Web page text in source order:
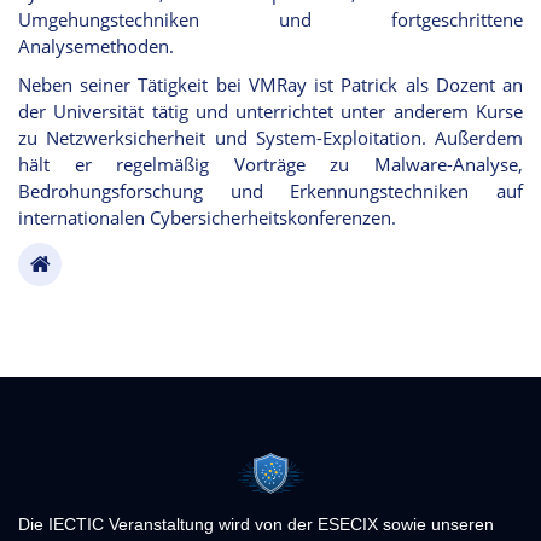
Umgehungstechniken und fortgeschrittene
Analysemethoden.
Neben seiner Tätigkeit bei VMRay ist Patrick als Dozent an
der Universität tätig und unterrichtet unter anderem Kurse
zu Netzwerksicherheit und System-Exploitation. Außerdem
hält er regelmäßig Vorträge zu Malware-Analyse,
Bedrohungsforschung und Erkennungstechniken auf
internationalen Cybersicherheitskonferenzen.
Die IECTIC Veranstaltung wird von der ESECIX sowie unseren